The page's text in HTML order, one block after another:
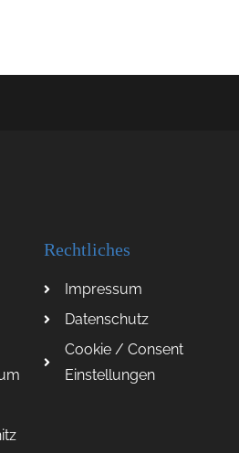
Rechtliches
Impressum
Datenschutz
Cookie / Consent
Einstellungen